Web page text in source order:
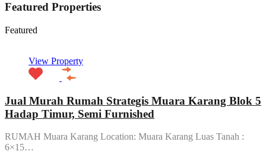
Featured Properties
Featured
View Property
Jual Murah Rumah Strategis Muara Karang Blok 5
Hadap Timur, Semi Furnished
RUMAH Muara Karang Location: Muara Karang Luas Tanah :
6×15…